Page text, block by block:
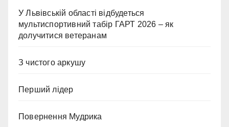
У Львівській області відбудеться
мультиспортивний табір ГАРТ 2026 – як
долучитися ветеранам
З чистого аркушу
Перший лідер
Повернення Мудрика